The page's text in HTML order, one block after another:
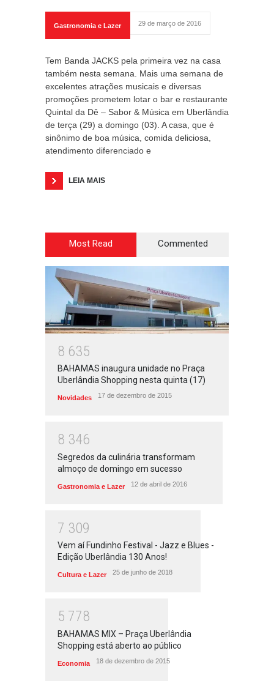
Gastronomia e Lazer 29 de março de 2016
Tem Banda JACKS pela primeira vez na casa
também nesta semana. Mais uma semana de
excelentes atrações musicais e diversas
promoções prometem lotar o bar e restaurante
Quintal da Dê – Sabor & Música em Uberlândia
de terça (29) a domingo (03). A casa, que é
sinônimo de boa música, comida deliciosa,
atendimento diferenciado e
LEIA MAIS
Most Read Commented
8 635
BAHAMAS inaugura unidade no Praça
Uberlândia Shopping nesta quinta (17)
Novidades 17 de dezembro de 2015
8 346
Segredos da culinária transformam
almoço de domingo em sucesso
Gastronomia e Lazer 12 de abril de 2016
7 309
Vem aí Fundinho Festival - Jazz e Blues -
Edição Uberlândia 130 Anos!
Cultura e Lazer 25 de junho de 2018
5 778
BAHAMAS MIX – Praça Uberlândia
Shopping está aberto ao público
Economia 18 de dezembro de 2015